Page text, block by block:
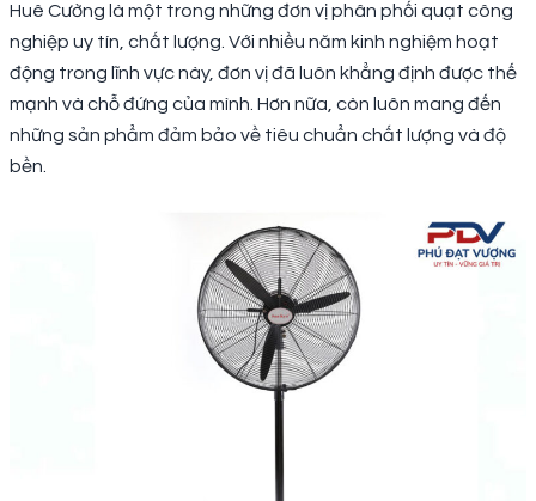
Huê Cường là một trong những đơn vị phân phối quạt công
nghiệp uy tín, chất lượng. Với nhiều năm kinh nghiệm hoạt
động trong lĩnh vực này, đơn vị đã luôn khẳng định được thế
mạnh và chỗ đứng của mình. Hơn nữa, còn luôn mang đến
những sản phẩm đảm bảo về tiêu chuẩn chất lượng và độ
bền.